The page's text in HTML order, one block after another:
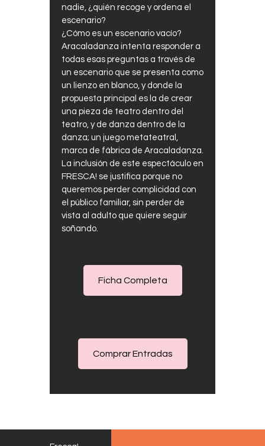
nadie, ¿quién recoge y ordena el
escenario?
¿Cómo es un escenario vacío?
Aracaladanza intenta responder a
todas esas preguntas a través de
un escenario que se presenta como
un lienzo en blanco, y donde la
propuesta principal es la de crear
una pieza de teatro dentro del
teatro, y de danza dentro de la
danza; un juego metateatral,
marca de fábrica de Aracaladanza.
La inclusión de este espectáculo en
FRESCA! se justifica porque no
queremos perder complicidad con
el público familiar, sin perder de
vista al adulto que quiere seguir
soñando.
Ficha Completa
Comprar Entradas